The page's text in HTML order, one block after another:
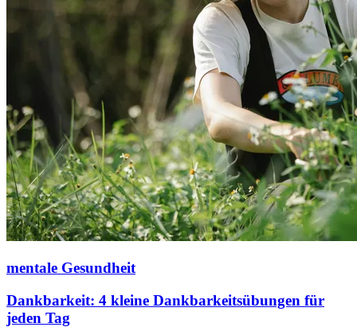
mentale Gesundheit
Dankbarkeit: 4 kleine Dankbarkeitsübungen für
jeden Tag